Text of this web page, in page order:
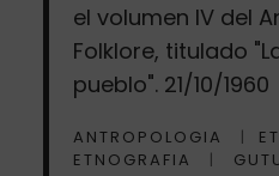
el volumen IV del
Folklore, titulado
pueblo". 21/10/1960
ANTROPOLOGIA
ETNOGRAFIA